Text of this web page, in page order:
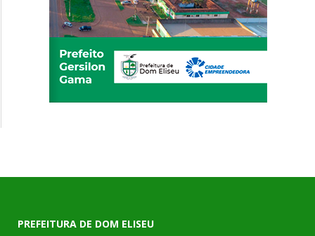
PREFEITURA DE DOM ELISEU